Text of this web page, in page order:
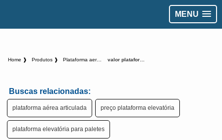
MENU
Home ❱ Produtos ❱ Plataforma aerea - Categoria ❱
Buscas relacionadas:
plataforma aérea articulada preço plataforma elevatória
plataforma elevatória para paletes